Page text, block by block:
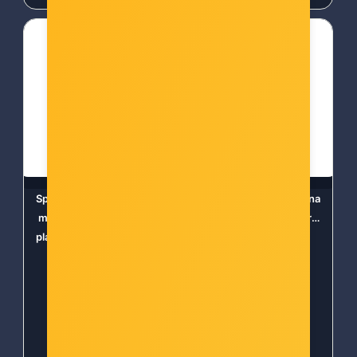
Spigen Liquid Air, zaštitna
maska za telefon, tamno
plava - iPhone 14 Pro Max
Spigen Liquid Air, zaštitna
maska za telefon, mat crna